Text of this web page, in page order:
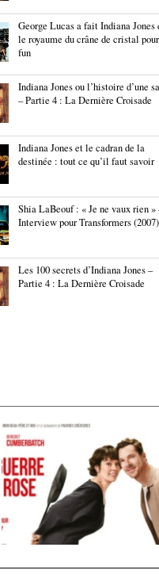
George Lucas a fait Indiana Jones
le royaume du crâne de cristal
fun
Indiana Jones ou l’histoire d’une
– Partie 4 : La Dernière Croisade
Indiana Jones et le cadran de la
destinée : tout ce qu’il faut savoir
Shia LaBeouf : « Je ne vaux rien »
Interview pour Transformers (2007)
Les 100 secrets d’Indiana Jones –
Partie 4 : La Dernière Croisade